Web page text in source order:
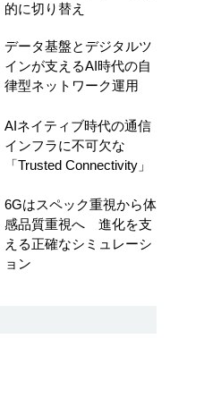
的に切り替え
データ基盤とデジタルツ
インが支えるAI時代の自
律型ネットワーク運用
AIネイティブ時代の通信
インフラに不可欠な
「Trusted Connectivity」
6Gはスペック重視から体
感品質重視へ 進化を支
える正確なシミュレーシ
ョン